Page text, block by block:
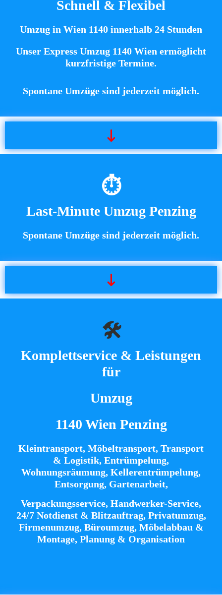
Schnell & Flexibel
Umzug in Wien 1140 innerhalb 24 Stunden
Unser Express Umzug 1140 Wien ermöglicht
kurzfristige Termine.
Spontane Umzüge sind jederzeit möglich.
⏱️
Last-Minute Umzug Penzing
Spontane Umzüge sind jederzeit möglich.
🛠️
Komplettservice & Leistungen
für
Umzug
1140 Wien Penzing
Kleintransport, Möbeltransport, Transport
& Logistik, Entrümpelung,
Wohnungsräumung, Kellerentrümpelung,
Entsorgung, Gartenarbeit,
Verpackungsservice, Handwerker-Service,
24/7 Notdienst & Blitzauftrag, Privatumzug,
Firmenumzug, Büroumzug, Möbelabbau &
Montage, Planung & Organisation